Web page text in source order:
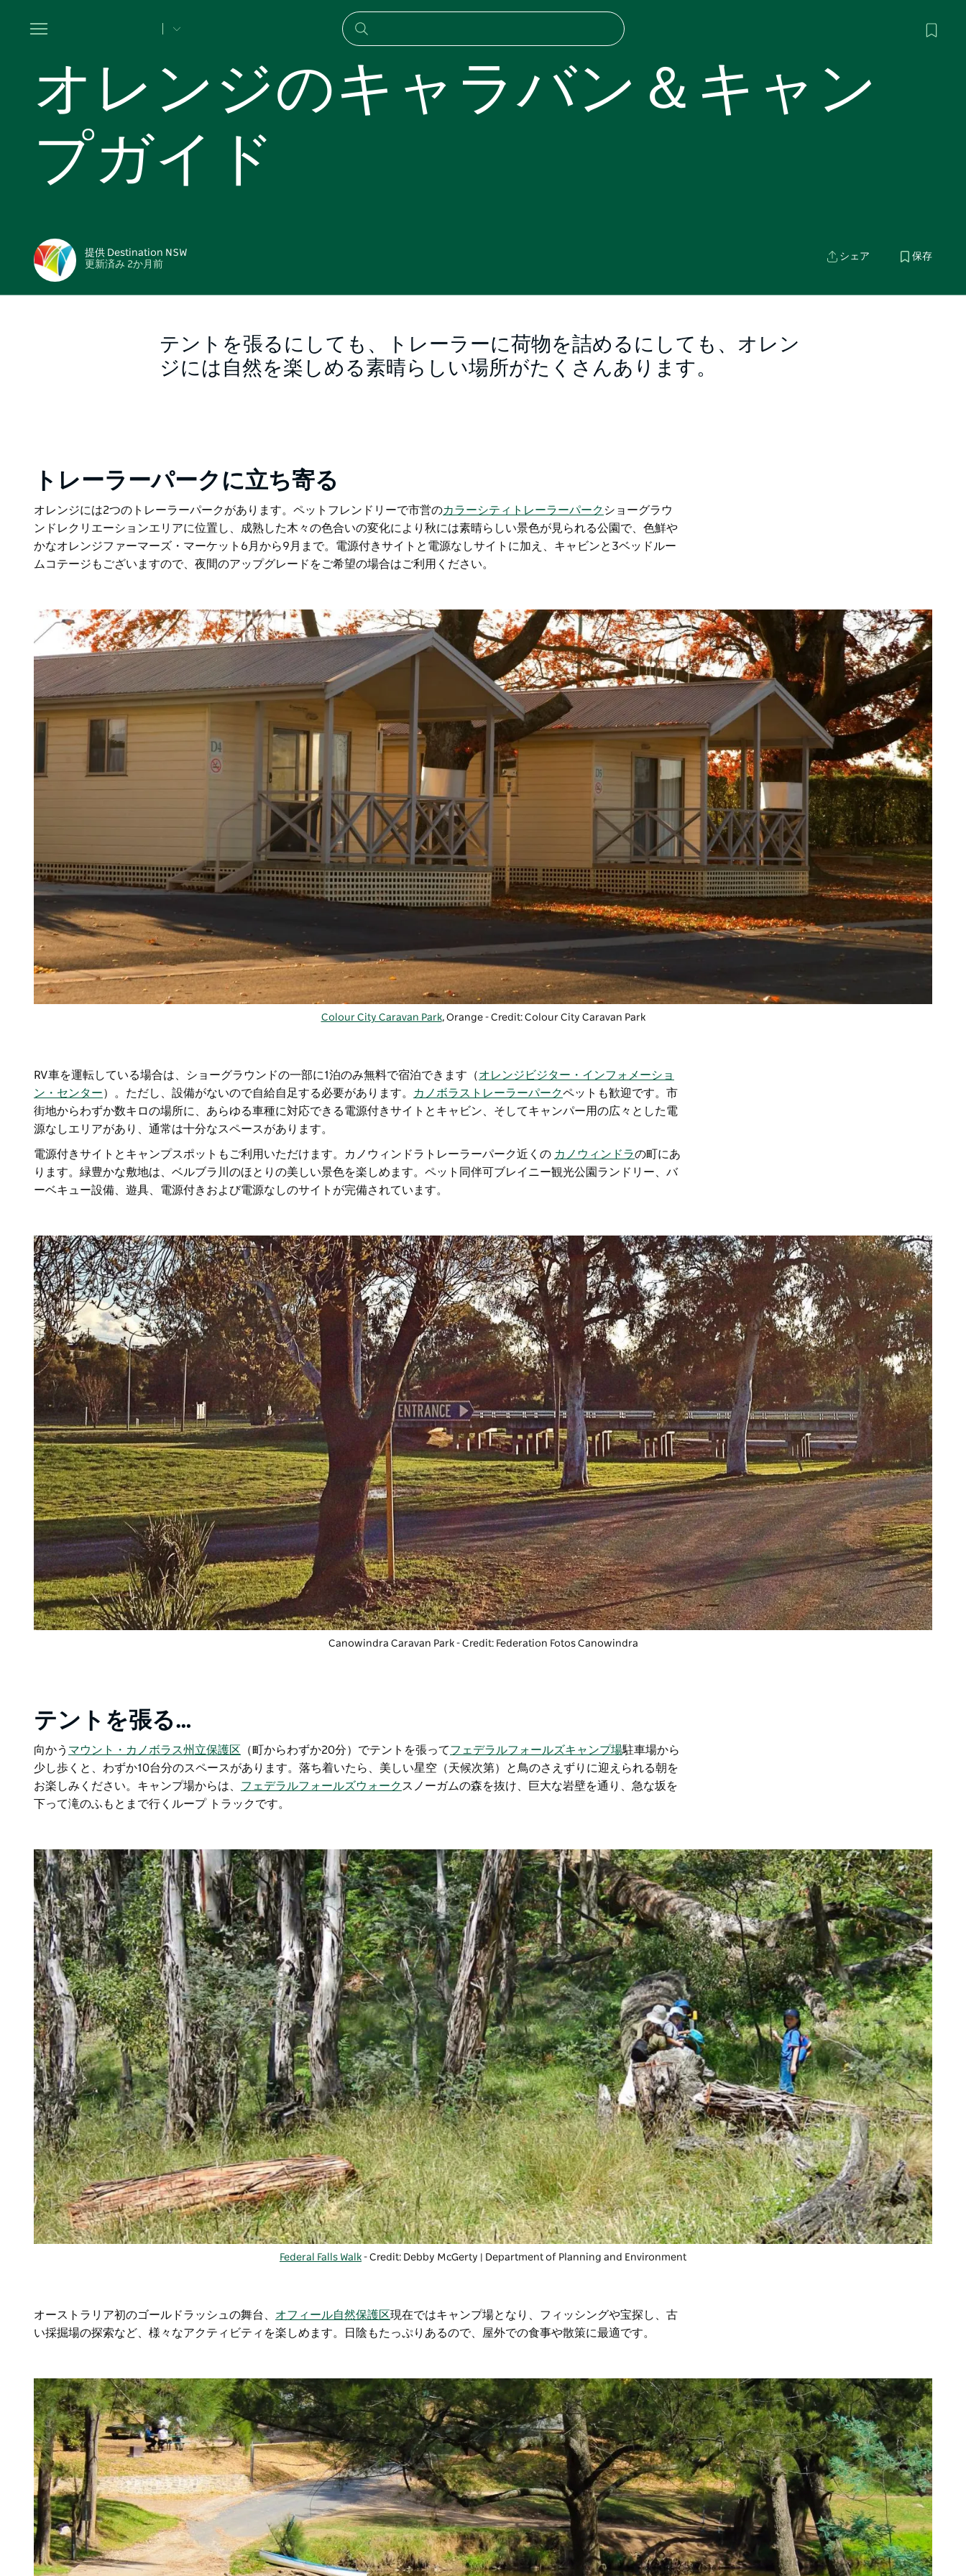
Toggle
navigation
オレンジのキャラバン＆キャン
プガイド
提供 Destination NSW
更新済み 2か月前
シェア 保存
テントを張るにしても、トレーラーに荷物を詰めるにしても、オレン
ジには自然を楽しめる素晴らしい場所がたくさんあります。
トレーラーパークに立ち寄る
オレンジには2つのトレーラーパークがあります。ペットフレンドリーで市営のカラーシティトレーラーパーク ショーグラウ
ンドレクリエーションエリアに位置し、成熟した木々の色合いの変化により秋には素晴らしい景色が見られる公園で、色鮮や
かなオレンジファーマーズ・マーケット 6月から9月まで。電源付きサイトと電源なしサイトに加え、キャビンと3ベッドルー
ムコテージもございますので、夜間のアップグレードをご希望の場合はご利用ください。
Colour City Caravan Park, Orange - Credit: Colour City Caravan Park
RV車を運転している場合は、ショーグラウンドの一部に1泊のみ無料で宿泊できます（オレンジビジター・インフォメーショ
ン・センター）。ただし、設備がないので自給自足する必要があります。 カノボラストレーラーパークペットも歓迎です。市
街地からわずか数キロの場所に、あらゆる車種に対応できる電源付きサイトとキャビン、そしてキャンパー用の広々とした電
源なしエリアがあり、通常は十分なスペースがあります。
電源付きサイトとキャンプスポットもご利用いただけます。 カノウィンドラトレーラーパーク近くの カノウィンドラの町にあ
ります。緑豊かな敷地は、ベルブラ川のほとりの美しい景色を楽しめます。ペット同伴可 ブレイニー観光公園 ランドリー、バ
ーベキュー設備、遊具、電源付きおよび電源なしのサイトが完備されています。
Canowindra Caravan Park- Credit: Federation Fotos Canowindra
テントを張る…
向かう マウント・カノボラス州立保護区 （町からわずか20分）でテントを張ってフェデラルフォールズキャンプ場駐車場から
少し歩くと、わずか10台分のスペースがあります。落ち着いたら、美しい星空（天候次第）と鳥のさえずりに迎えられる朝を
お楽しみください。キャンプ場からは、 フェデラルフォールズウォークスノーガムの森を抜け、巨大な岩壁を通り、急な坂を
下って滝のふもとまで行くループ トラックです。
Federal Falls Walk - Credit: Debby McGerty | Department of Planning and Environment
オーストラリア初のゴールドラッシュの舞台、 オフィール自然保護区現在ではキャンプ場となり、フィッシングや宝探し、古
い採掘場の探索など、様々なアクティビティを楽しめます。日陰もたっぷりあるので、屋外での食事や散策に最適です。